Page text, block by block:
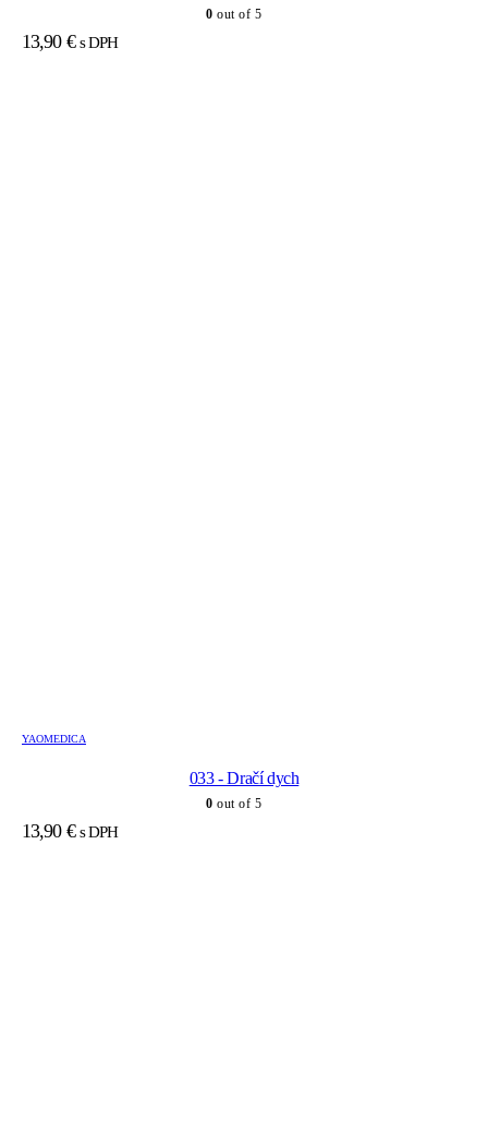
0 out of 5
13,90 € s DPH
YAOMEDICA
033 - Dračí dych
0 out of 5
13,90 € s DPH